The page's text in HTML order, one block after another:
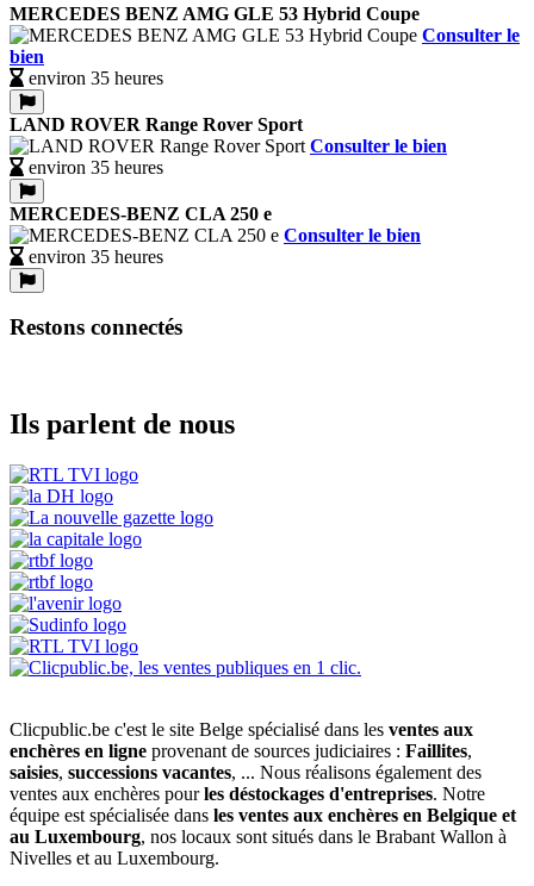
MERCEDES BENZ AMG GLE 53 Hybrid Coupe
Consulter le
bien
environ 35 heures
LAND ROVER Range Rover Sport
Consulter le bien
environ 35 heures
MERCEDES-BENZ CLA 250 e
Consulter le bien
environ 35 heures
Restons connectés
Ils parlent de nous
Clicpublic.be c'est le site Belge spécialisé dans les ventes aux
enchères en ligne provenant de sources judiciaires : Faillites,
saisies, successions vacantes, ... Nous réalisons également des
ventes aux enchères pourles déstockages d'entreprises. Notre
équipe est spécialisée dans les ventes aux enchères en Belgique et
au Luxembourg, nos locaux sont situés dans le Brabant Wallon à
Nivelles et au Luxembourg.